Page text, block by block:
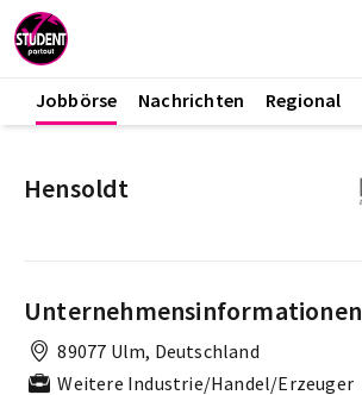
Jobbörse Nachrichten Regional
Hensoldt
Unternehmensinformationen
89077 Ulm, Deutschland
Weitere Industrie/Handel/Erzeuger